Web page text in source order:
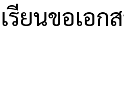
รียนขอเอก